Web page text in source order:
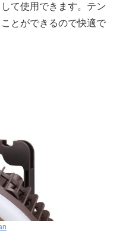
て使用できます。テン
とができるので快適で